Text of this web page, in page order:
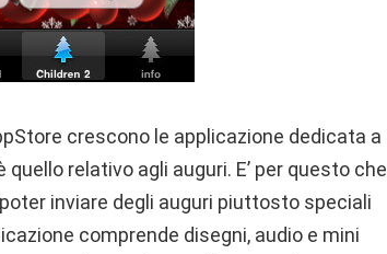
crescono le applicazione dedicata a
relativo agli auguri. E’ per questo che
inviare degli auguri piuttosto speciali
comprende disegni, audio e mini